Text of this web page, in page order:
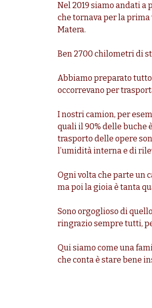
Nel 2019 siamo andati a
che tornava per la prima
Matera.
Ben 2700 chilometri di
Abbiamo preparato
occorrevano per
I nostri camion, per
quali il 90% delle buche
trasporto delle opere
l’umidità interna e di
Ogni volta che parte un
ma poi la gioia è tanta
Sono orgoglioso di
ringrazio sempre tutti,
Qui siamo come una
che conta è stare bene